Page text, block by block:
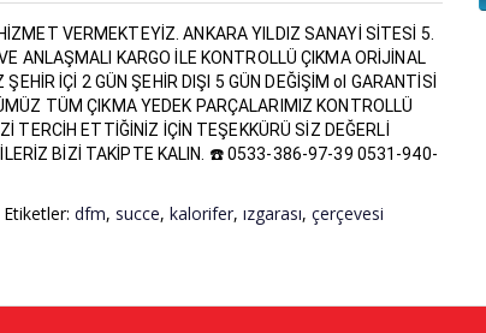
VERMEKTEYİZ. ANKARA YILDIZ SANAYİ SİTESİ 5.
ANLAŞMALI KARGO İLE KONTROLLÜ ÇIKMA ORİJİNAL
İÇİ 2 GÜN ŞEHİR DIŞI 5 GÜN DEĞİŞİM ol GARANTİSİ
TÜM ÇIKMA YEDEK PARÇALARIMIZ KONTROLLÜ
TERCİH ETTİĞİNİZ İÇİN TEŞEKKÜRÜ SİZ DEĞERLİ
BİZİ TAKİPTE KALIN. ☎️ 0533-386-97-39 0531-940-
Etiketler: dfm, succe, kalorifer, ızgarası, çerçevesi